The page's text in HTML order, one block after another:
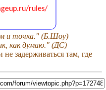
и точка." (Б.Шоу)
как думаю." (ДС)
задерживаться там, где